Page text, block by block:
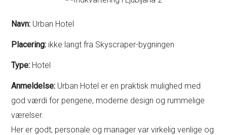
Navn: Urban Hotel
Placering: ikke langt fra Skyscraper-bygningen
Type: Hotel
Anmeldelse: Urban Hotel er en praktisk mulighed med
god værdi for pengene, moderne design og rummelige
værelser.
Her er godt, personale og manager var virkelig venlige og